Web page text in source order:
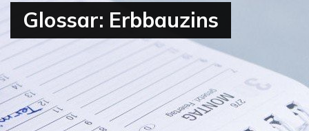
Glossar: Erbbauzins